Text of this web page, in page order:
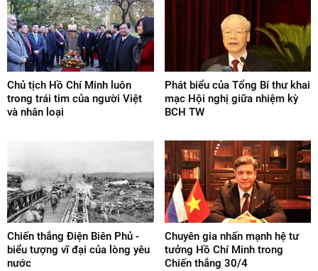
Chủ tịch Hồ Chí Minh luôn
trong trái tim của người Việt
và nhân loại
Phát biểu của Tổng Bí thư khai
mạc Hội nghị giữa nhiệm kỳ
BCH TW
Chiến thắng Điện Biên Phủ -
biểu tượng vĩ đại của lòng yêu
nước
Chuyên gia nhấn mạnh hệ tư
tưởng Hồ Chí Minh trong
Chiến thắng 30/4